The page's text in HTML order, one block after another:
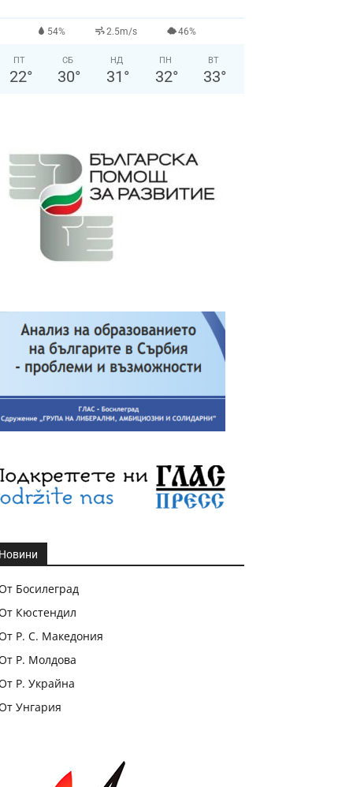
54% 2.5m/s 46%
ПТ
22°
СБ
30°
НД
31 °
ПН
32°
ВТ
33°
Босилеград
Кюстендил
Р. С. Македония
Р. Молдова
Р. Украйна
Унгария